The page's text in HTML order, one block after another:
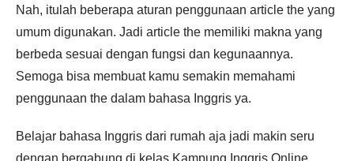
Nah, itulah beberapa aturan penggunaan article the yang
umum digunakan. Jadi article the memiliki makna yang
berbeda sesuai dengan fungsi dan kegunaannya.
Semoga bisa membuat kamu semakin memahami
penggunaan the dalam bahasa Inggris ya.
Belajar bahasa Inggris dari rumah aja jadi makin seru
dengan bergabung di kelas Kampung Inggris Online